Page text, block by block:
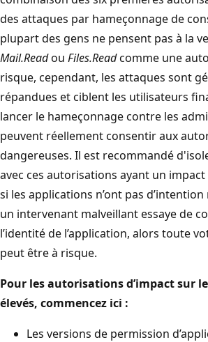
des attaques par hameçonnage de
plupart des gens ne pensent pas à la
Mail.Readou Files.Readcomme une
risque, cependant, les attaques sont
répandues et ciblent les utilisateurs
lancer le hameçonnage contre les
peuvent réellement consentir aux
dangereuses. Il est recommandé
avec ces autorisations ayant un
si les applications n’ont pas
un intervenant malveillant essaye de
l’identité de l’application, alors toute
peut être à risque.
Pour les autorisations d’impact sur
élevés, commencez ici :
Les versions de permission